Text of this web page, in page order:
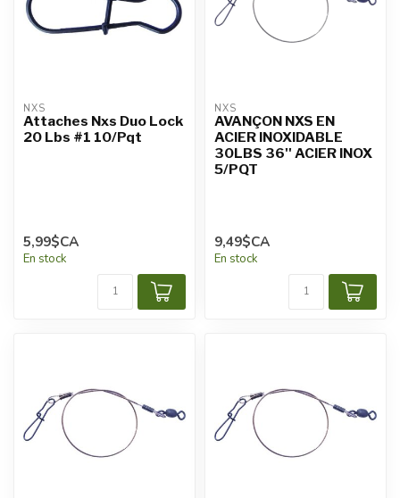
NXS
Attaches Nxs Duo Lock
20 Lbs #1 10/Pqt
5,99$CA
En stock
NXS
AVANÇON NXS EN
ACIER INOXIDABLE
30LBS 36'' ACIER INOX
5/PQT
9,49$CA
En stock